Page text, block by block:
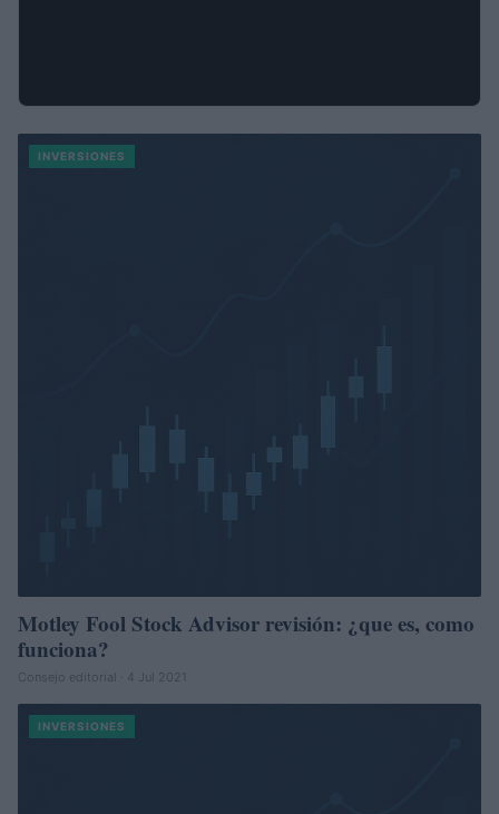
INVERSIONES
Motley Fool Stock Advisor revisión: ¿que es, como
funciona?
Consejo editorial · 4 Jul 2021
INVERSIONES